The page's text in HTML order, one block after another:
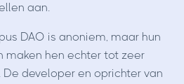
aan.
DAO is anoniem, maar hun
hen echter tot zeer
developer en oprichter van